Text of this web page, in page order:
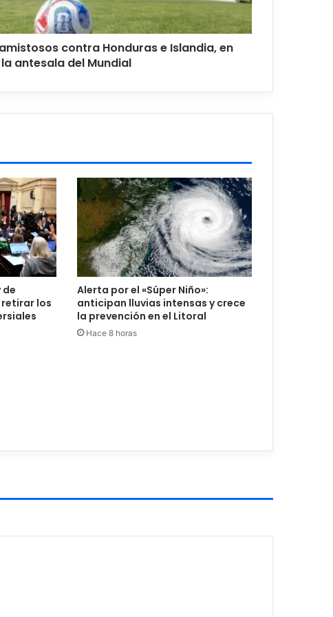
contra Honduras e Islandia, en
la antesala del Mundial
de
los
Alerta por el «Súper Niño»:
anticipan lluvias intensas y crece
la prevención en el Litoral
Hace 8 horas